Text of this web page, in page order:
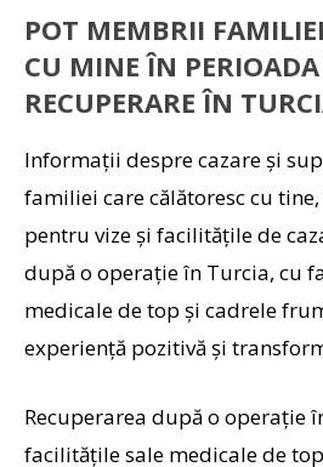
POT MEMBRII
CU MINE ÎN PERIOADA
RECUPERARE ÎN
Informații despre cazare și
familiei care călătoresc cu
pentru vize și facilitățile de
după o operație în Turcia, cu
medicale de top și cadrele
experiență pozitivă și
Recuperarea după o operație
facilitățile sale medicale de